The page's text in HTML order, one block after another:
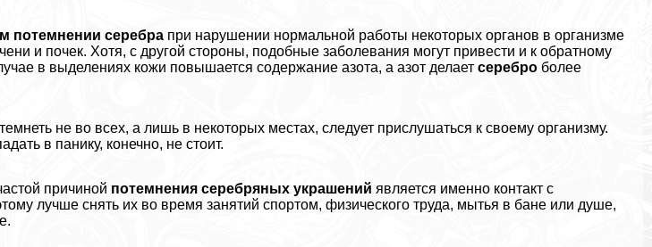
потемнении серебра при нарушении нормальной работы некоторых органов в организме
и почек. Хотя, с другой стороны, подобные заболевания могут привести и к обратному
в выделениях кожи повышается содержание азота, а азот делаетсеребро более
не во всех, а лишь в некоторых местах, следует прислушаться к своему организму.
в панику, конечно, не стоит.
причиной потемнения серебряных украшений является именно контакт с
лучше снять их во время занятий спортом, физического труда, мытья в бане или душе,